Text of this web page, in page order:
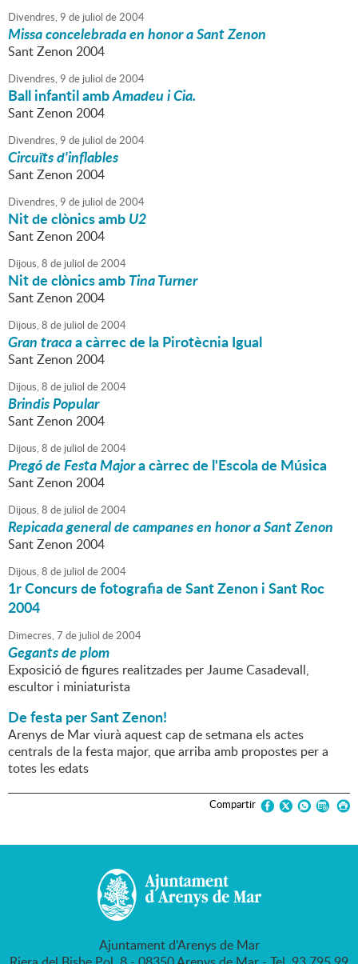
Divendres,9 de juliol de2004
Missa concelebrada en honor a Sant Zenon
Sant Zenon 2004
Divendres,9 de juliol de2004
Ball infantil ambAmadeu i Cia.
Sant Zenon 2004
Divendres,9 de juliol de2004
Circuïts d'inflables
Sant Zenon 2004
Divendres,9 de juliol de2004
Nit de clònics ambU2
Sant Zenon 2004
Dijous,8 de juliol de2004
Nit de clònics ambTina Turner
Sant Zenon 2004
Dijous,8 de juliol de2004
Gran tracaa càrrec de la Pirotècnia Igual
Sant Zenon 2004
Dijous,8 de juliol de2004
Brindis Popular
Sant Zenon 2004
Dijous,8 de juliol de2004
Pregó de Festa Majora càrrec de l'Escola de Música
Sant Zenon 2004
Dijous,8 de juliol de2004
Repicada general de campanes en honor a Sant Zenon
Sant Zenon 2004
Dijous,8 de juliol de2004
1r Concurs de fotografia de Sant Zenon i Sant Roc
2004
Dimecres,7 de juliol de2004
Gegants de plom
Exposició de figures realitzades per Jaume Casadevall,
escultor i miniaturista
De festa per Sant Zenon!
Arenys de Mar viurà aquest cap de setmana els actes
centrals de la festa major, que arriba amb propostes per a
totes les edats
Compartir
Ajuntament d'Arenys de Mar